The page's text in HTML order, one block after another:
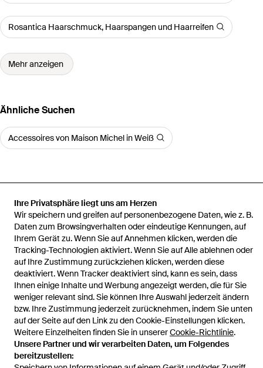
Ihre Privatsphäre liegt uns am Herzen
Wir speichern und greifen auf personenbezogene Daten, wie z. B.
Daten zum Browsingverhalten oder eindeutige Kennungen, auf
Ihrem Gerät zu. Wenn Sie auf Annehmen klicken, werden die
Tracking-Technologien aktiviert. Wenn Sie auf Alle ablehnen oder
auf Ihre Zustimmung zurückziehen klicken, werden diese
deaktiviert. Wenn Tracker deaktiviert sind, kann es sein, dass
Ihnen einige Inhalte und Werbung angezeigt werden, die für Sie
weniger relevant sind. Sie können Ihre Auswahl jederzeit ändern
bzw. Ihre Zustimmung jederzeit zurücknehmen, indem Sie unten
auf der Seite auf den Link zu den Cookie-Einstellungen klicken.
Weitere Einzelheiten finden Sie in unsererCookie-Richtlinie.
Unsere Partner und wir verarbeiten Daten, um Folgendes
bereitzustellen:
Rosantica Haarschmuck, Haarspangen und Haarreifen
Mehr anzeigen
Ähnliche Suchen
Accessoires von Maison Michel in Weiß
Startseite
Damen Haarschmuck, Haarspangen und Haarreifen
Maison Michel Haarschmuck, Haarspangen und Haarreifen
Stirnband "Beth"
Hilfe und Informationen